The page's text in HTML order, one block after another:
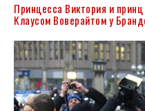
Принцесса Виктория и
Клаусом Воверайтом у